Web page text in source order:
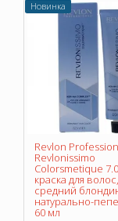
Новинка
Revlon
Revlonissimo
Colorsmetique
краска для волос,
средний
натурально-
60 мл